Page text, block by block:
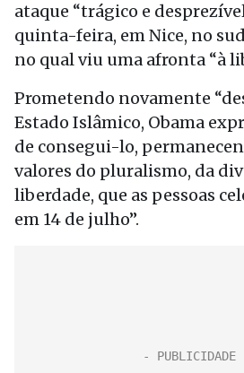
ataque “trágico e
quinta-feira, em Nice, no
no qual viu uma afronta “à
Prometendo novamente
Estado Islâmico, Obama
de consegui-lo,
valores do pluralismo, da
liberdade, que as pessoas
em 14 de julho”.